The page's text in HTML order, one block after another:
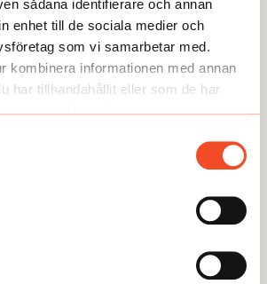
sådana identifierare och annan
enhet till de sociala medier och
som vi samarbetar med.
kombinera informationen med annan
har tillhandahållit eller som de har
använt deras tjänster.